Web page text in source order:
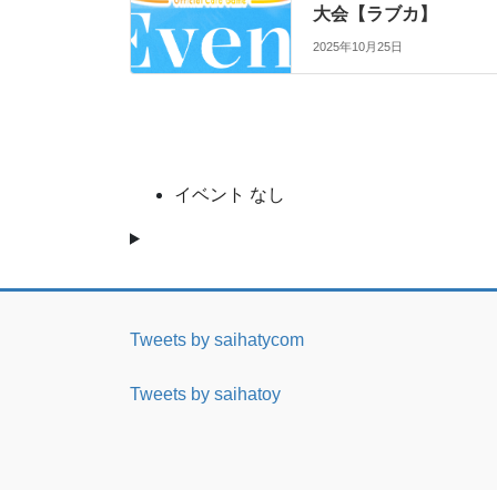
大会【ラブカ】
2025年10月25日
イベント なし
Tweets by saihatycom
Tweets by saihatoy